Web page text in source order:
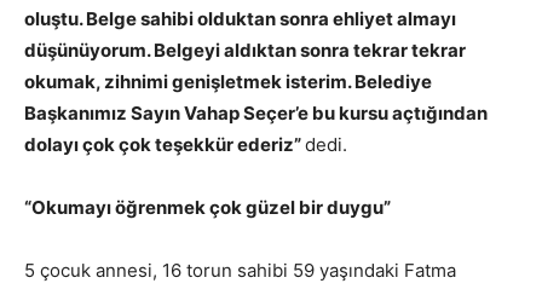
oluştu. Belge sahibi olduktan sonra ehliyet almayı
düşünüyorum. Belgeyi aldıktan sonra tekrar tekrar
okumak, zihnimi genişletmek isterim. Belediye
Başkanımız Sayın Vahap Seçer’e bu kursu açtığından
dolayı çok çok teşekkür ederiz”dedi.
“Okumayı öğrenmek çok güzel bir duygu”
5 çocuk annesi, 16 torun sahibi 59 yaşındaki Fatma